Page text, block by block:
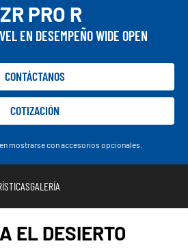
PRO R
EN DESEMPEÑO WIDE OPEN
CONTÁCTANOS
COTIZACIÓN
mostrarse con accesorios opcionales.
GALERÍA
EL DESIERTO